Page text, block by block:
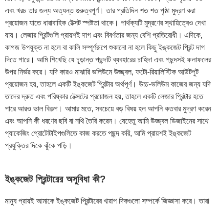
এবং খরচ তার জন্য অত্যন্ত গুরুত্বপূর্ণ। তার প্রতিদিন শত শত পৃষ্ঠা মুদ্রণ করা
প্রয়োজন যাতে ধারাবাহিক টেক্সট স্পষ্টতা থাকে। পার্থক্যটি মুদ্রণের স্থায়িত্বেও দেখা
যায়। লেজার প্রিন্টগুলি প্রায়শই দাগ এবং বিবর্ণতার জন্য বেশি প্রতিরোধী। এদিকে,
কাগজ উপযুক্ত না হলে বা কালি সম্পূর্ণরূপে শুকানো না হলে কিছু ইঙ্কজেট প্রিন্ট দাগ
দিতে পারে। আমি শিখেছি যে চূড়ান্ত পছন্দটি ব্যবহারের চাহিদা এবং পছন্দসই ফলাফলের
উপর নির্ভর করে। যদি কারও মাঝারি ভলিউমে উজ্জ্বল, ফটো-রিয়ালিস্টিক আউটপুট
প্রয়োজন হয়, তাহলে একটি ইঙ্কজেট প্রিন্টার অর্থপূর্ণ। উচ্চ-ভলিউম কাজের জন্য যদি
তাদের দ্রুত এবং পরিষ্কার টেক্সটের প্রয়োজন হয়, তাহলে একটি লেজার প্রিন্টার হতে
পারে আরও ভাল বিকল্প। আমার মতে, সবচেয়ে বড় বিষয় হল আপনি কতবার মুদ্রণ করেন
এবং আপনি কী ধরণের ছবি বা নথি তৈরি করেন। যেহেতু আমি উজ্জ্বল ডিজাইনের সাথে
প্যাকেজিং প্রোটোটাইপগুলিতে কাজ করতে পছন্দ করি, আমি প্রায়শই ইঙ্কজেট
প্রযুক্তির দিকে ঝুঁকে পড়ি।
ইঙ্কজেট প্রিন্টারের অসুবিধা কী?
মানুষ প্রায়ই আমাকে ইঙ্কজেট প্রিন্টারের খারাপ দিকগুলো সম্পর্কে জিজ্ঞাসা করে। তারা